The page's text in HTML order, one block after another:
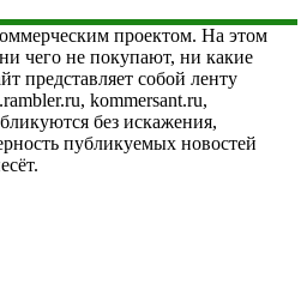
проектом. На этом
чего не покупают, ни какие
представляет собой ленту
kommersant.ru,
без искажения,
публикуемых новостей